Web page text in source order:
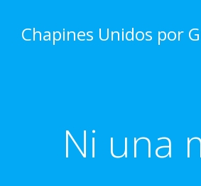
content
Chapines Unidos por
Ni una